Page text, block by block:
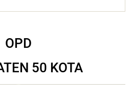
OPD
50 KOTA